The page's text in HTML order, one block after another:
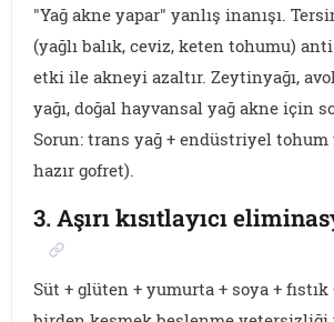
"Yağ akne yapar" yanlış inanışı.
(yağlı balık, ceviz, keten tohumu)
etki ile akneyi azaltır. Zeytinyağı,
yağı, doğal hayvansal yağ akne için
Sorun: trans yağ + endüstriyel tohum
hazır gofret).
3. Aşırı kısıtlayıcı
Süt + glüten + yumurta + soya +